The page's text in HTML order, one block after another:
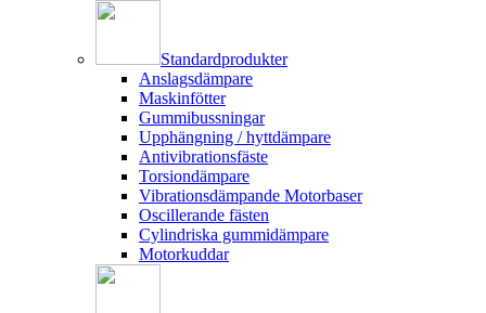
Standardprodukter
Anslagsdämpare
Maskinfötter
Gummibussningar
Upphängning / hyttdämpare
Antivibrationsfäste
Torsiondämpare
Vibrationsdämpande Motorbaser
Oscillerande fästen
Cylindriska gummidämpare
Motorkuddar